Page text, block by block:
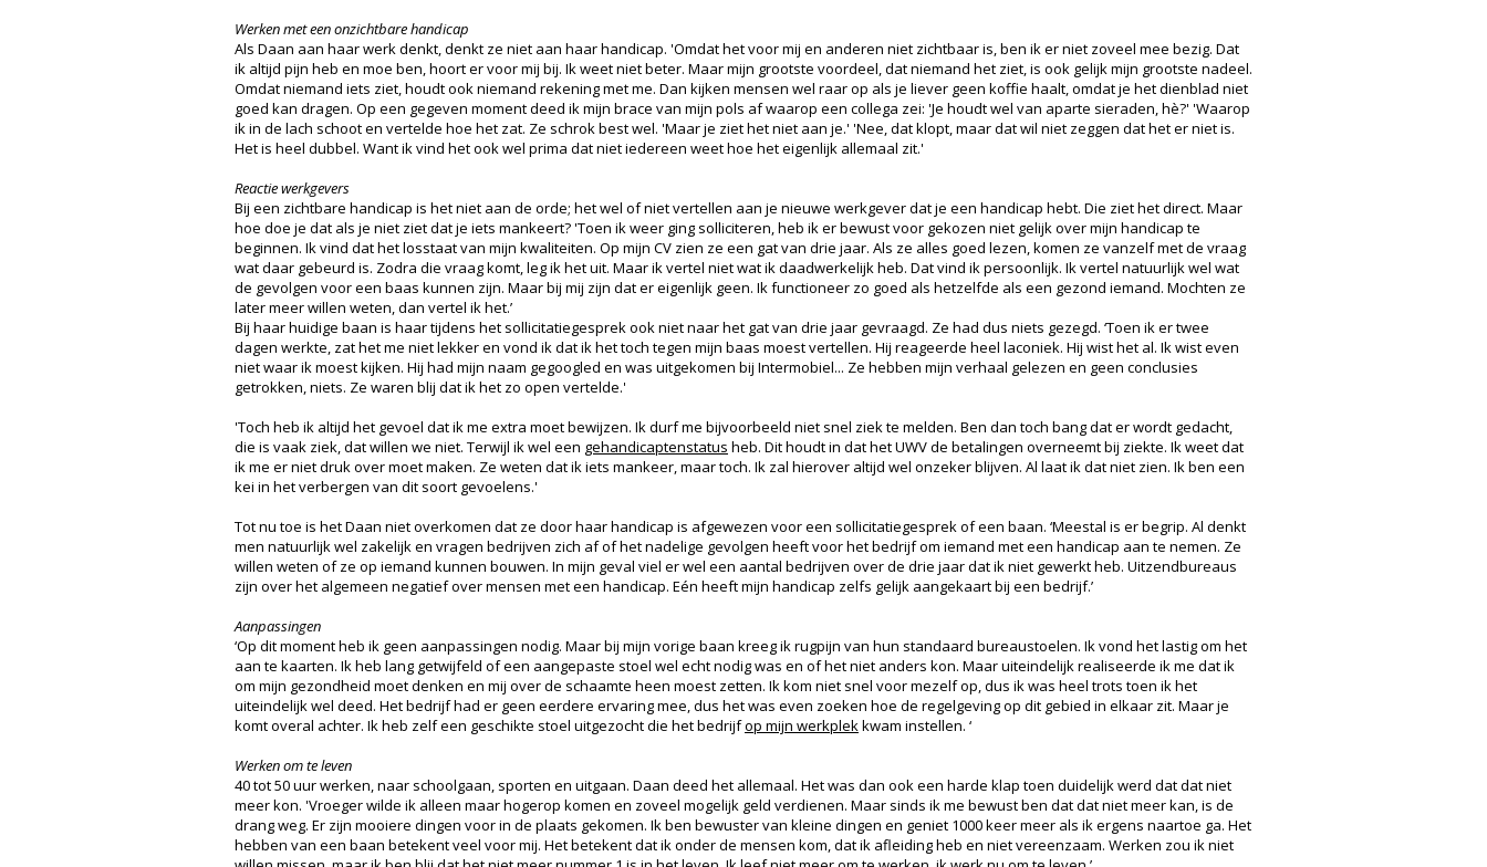
Werken met een onzichtbare handicap
Als Daan aan haar werk denkt, denkt ze niet aan haar handicap. 'Omdat het voor mij en anderen niet zichtbaar is, ben ik er niet zoveel mee bezig. Dat
ik altijd pijn heb en moe ben, hoort er voor mij bij. Ik weet niet beter. Maar mijn grootste voordeel, dat niemand het ziet, is ook gelijk mijn grootste nadeel.
Omdat niemand iets ziet, houdt ook niemand rekening met me. Dan kijken mensen wel raar op als je liever geen koffie haalt, omdat je het dienblad niet
goed kan dragen. Op een gegeven moment deed ik mijn brace van mijn pols af waarop een collega zei: 'Je houdt wel van aparte sieraden, hè?' 'Waarop
ik in de lach schoot en vertelde hoe het zat. Ze schrok best wel. 'Maar je ziet het niet aan je.' 'Nee, dat klopt, maar dat wil niet zeggen dat het er niet is.
Het is heel dubbel. Want ik vind het ook wel prima dat niet iedereen weet hoe het eigenlijk allemaal zit.'
Reactie werkgevers
Bij een zichtbare handicap is het niet aan de orde; het wel of niet vertellen aan je nieuwe werkgever dat je een handicap hebt. Die ziet het direct. Maar
hoe doe je dat als je niet ziet dat je iets mankeert? 'Toen ik weer ging solliciteren, heb ik er bewust voor gekozen niet gelijk over mijn handicap te
beginnen. Ik vind dat het losstaat van mijn kwaliteiten. Op mijn CV zien ze een gat van drie jaar. Als ze alles goed lezen, komen ze vanzelf met de vraag
wat daar gebeurd is. Zodra die vraag komt, leg ik het uit. Maar ik vertel niet wat ik daadwerkelijk heb. Dat vind ik persoonlijk. Ik vertel natuurlijk wel wat
de gevolgen voor een baas kunnen zijn. Maar bij mij zijn dat er eigenlijk geen. Ik functioneer zo goed als hetzelfde als een gezond iemand. Mochten ze
later meer willen weten, dan vertel ik het.’
Bij haar huidige baan is haar tijdens het sollicitatiegesprek ook niet naar het gat van drie jaar gevraagd. Ze had dus niets gezegd. ‘Toen ik er twee
dagen werkte, zat het me niet lekker en vond ik dat ik het toch tegen mijn baas moest vertellen. Hij reageerde heel laconiek. Hij wist het al. Ik wist even
niet waar ik moest kijken. Hij had mijn naam gegoogled en was uitgekomen bij Intermobiel... Ze hebben mijn verhaal gelezen en geen conclusies
getrokken, niets. Ze waren blij dat ik het zo open vertelde.'
'Toch heb ik altijd het gevoel dat ik me extra moet bewijzen. Ik durf me bijvoorbeeld niet snel ziek te melden. Ben dan toch bang dat er wordt gedacht,
die is vaak ziek, dat willen we niet. Terwijl ik wel een gehandicaptenstatus heb. Dit houdt in dat het UWV de betalingen overneemt bij ziekte. Ik weet dat
ik me er niet druk over moet maken. Ze weten dat ik iets mankeer, maar toch. Ik zal hierover altijd wel onzeker blijven. Al laat ik dat niet zien. Ik ben een
kei in het verbergen van dit soort gevoelens.'
Tot nu toe is het Daan niet overkomen dat ze door haar handicap is afgewezen voor een sollicitatiegesprek of een baan. ‘Meestal is er begrip. Al denkt
men natuurlijk wel zakelijk en vragen bedrijven zich af of het nadelige gevolgen heeft voor het bedrijf om iemand met een handicap aan te nemen. Ze
willen weten of ze op iemand kunnen bouwen. In mijn geval viel er wel een aantal bedrijven over de drie jaar dat ik niet gewerkt heb. Uitzendbureaus
zijn over het algemeen negatief over mensen met een handicap. Eén heeft mijn handicap zelfs gelijk aangekaart bij een bedrijf.’
Aanpassingen
‘Op dit moment heb ik geen aanpassingen nodig. Maar bij mijn vorige baan kreeg ik rugpijn van hun standaard bureaustoelen. Ik vond het lastig om het
aan te kaarten. Ik heb lang getwijfeld of een aangepaste stoel wel echt nodig was en of het niet anders kon. Maar uiteindelijk realiseerde ik me dat ik
om mijn gezondheid moet denken en mij over de schaamte heen moest zetten. Ik kom niet snel voor mezelf op, dus ik was heel trots toen ik het
uiteindelijk wel deed. Het bedrijf had er geen eerdere ervaring mee, dus het was even zoeken hoe de regelgeving op dit gebied in elkaar zit. Maar je
komt overal achter. Ik heb zelf een geschikte stoel uitgezocht die het bedrijfop mijn werkplekkwam instellen. ‘
Werken om te leven
40 tot 50 uur werken, naar schoolgaan, sporten en uitgaan. Daan deed het allemaal. Het was dan ook een harde klap toen duidelijk werd dat dat niet
meer kon. 'Vroeger wilde ik alleen maar hogerop komen en zoveel mogelijk geld verdienen. Maar sinds ik me bewust ben dat dat niet meer kan, is de
drang weg. Er zijn mooiere dingen voor in de plaats gekomen. Ik ben bewuster van kleine dingen en geniet 1000 keer meer als ik ergens naartoe ga. Het
hebben van een baan betekent veel voor mij. Het betekent dat ik onder de mensen kom, dat ik afleiding heb en niet vereenzaam. Werken zou ik niet